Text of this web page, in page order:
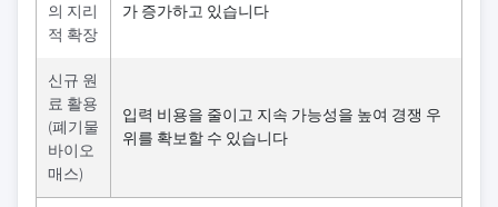
의 지리
적 확장
가 증가하고 있습니다
신규 원
료 활용
(폐기물
바이오
매스)
입력 비용을 줄이고 지속 가능성을 높여 경쟁 우
위를 확보할 수 있습니다